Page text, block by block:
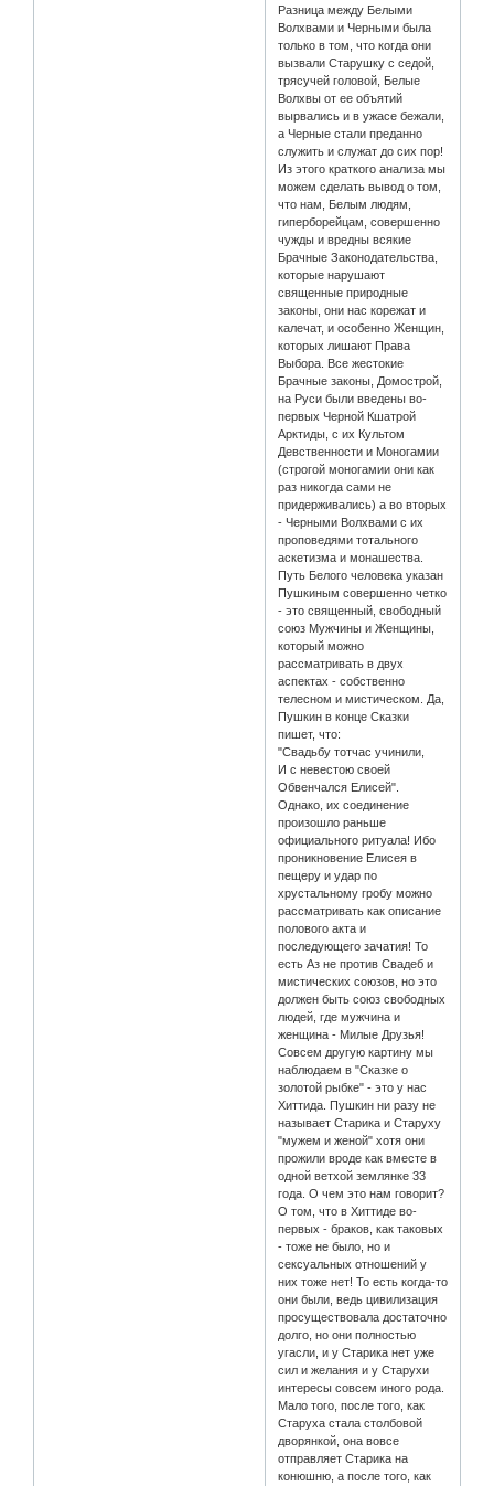
Разница между Белыми
Волхвами и Черными была
только в том, что когда они
вызвали Старушку с седой,
трясучей головой, Белые
Волхвы от ее объятий
вырвались и в ужасе бежали,
а Черные стали преданно
служить и служат до сих пор!
Из этого краткого анализа мы
можем сделать вывод о том,
что нам, Белым людям,
гиперборейцам, совершенно
чужды и вредны всякие
Брачные Законодательства,
которые нарушают
священные природные
законы, они нас корежат и
калечат, и особенно Женщин,
которых лишают Права
Выбора. Все жестокие
Брачные законы, Домострой,
на Руси были введены во-
первых Черной Кшатрой
Арктиды, с их Культом
Девственности и Моногамии
(строгой моногамии они как
раз никогда сами не
придерживались) а во вторых
- Черными Волхвами с их
проповедями тотального
аскетизма и монашества.
Путь Белого человека указан
Пушкиным совершенно четко
- это священный, свободный
союз Мужчины и Женщины,
который можно
рассматривать в двух
аспектах - собственно
телесном и мистическом. Да,
Пушкин в конце Сказки
пишет, что:
"Свадьбу тотчас учинили,
И с невестою своей
Обвенчался Елисей".
Однако, их соединение
произошло раньше
официального ритуала! Ибо
проникновение Елисея в
пещеру и удар по
хрустальному гробу можно
рассматривать как описание
полового акта и
последующего зачатия! То
есть Аз не против Свадеб и
мистических союзов, но это
должен быть союз свободных
людей, где мужчина и
женщина - Милые Друзья!
Совсем другую картину мы
наблюдаем в "Сказке о
золотой рыбке" - это у нас
Хиттида. Пушкин ни разу не
называет Старика и Старуху
"мужем и женой" хотя они
прожили вроде как вместе в
одной ветхой землянке 33
года. О чем это нам говорит?
О том, что в Хиттиде во-
первых - браков, как таковых
- тоже не было, но и
сексуальных отношений у
них тоже нет! То есть когда-то
они были, ведь цивилизация
просуществовала достаточно
долго, но они полностью
угасли, и у Старика нет уже
сил и желания и у Старухи
интересы совсем иного рода.
Мало того, после того, как
Старуха стала столбовой
дворянкой, она вовсе
отправляет Старика на
конюшню, а после того, как